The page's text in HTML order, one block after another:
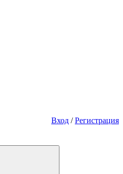
Вход /Регистрация